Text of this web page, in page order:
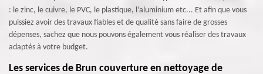
: le zinc, le cuivre, le PVC, le plastique, l’aluminium etc... Et afin que vous
puissiez avoir des travaux fiables et de qualité sans faire de grosses
dépenses, sachez que nous pouvons également vous réaliser des travaux
adaptés à votre budget.
Les services de Brun couverture en nettoyage de